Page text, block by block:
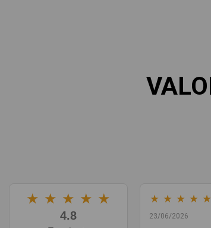
★ ★ ★ ★ ★
4.8
★ ★ ★ ★ ★
23/06/2026